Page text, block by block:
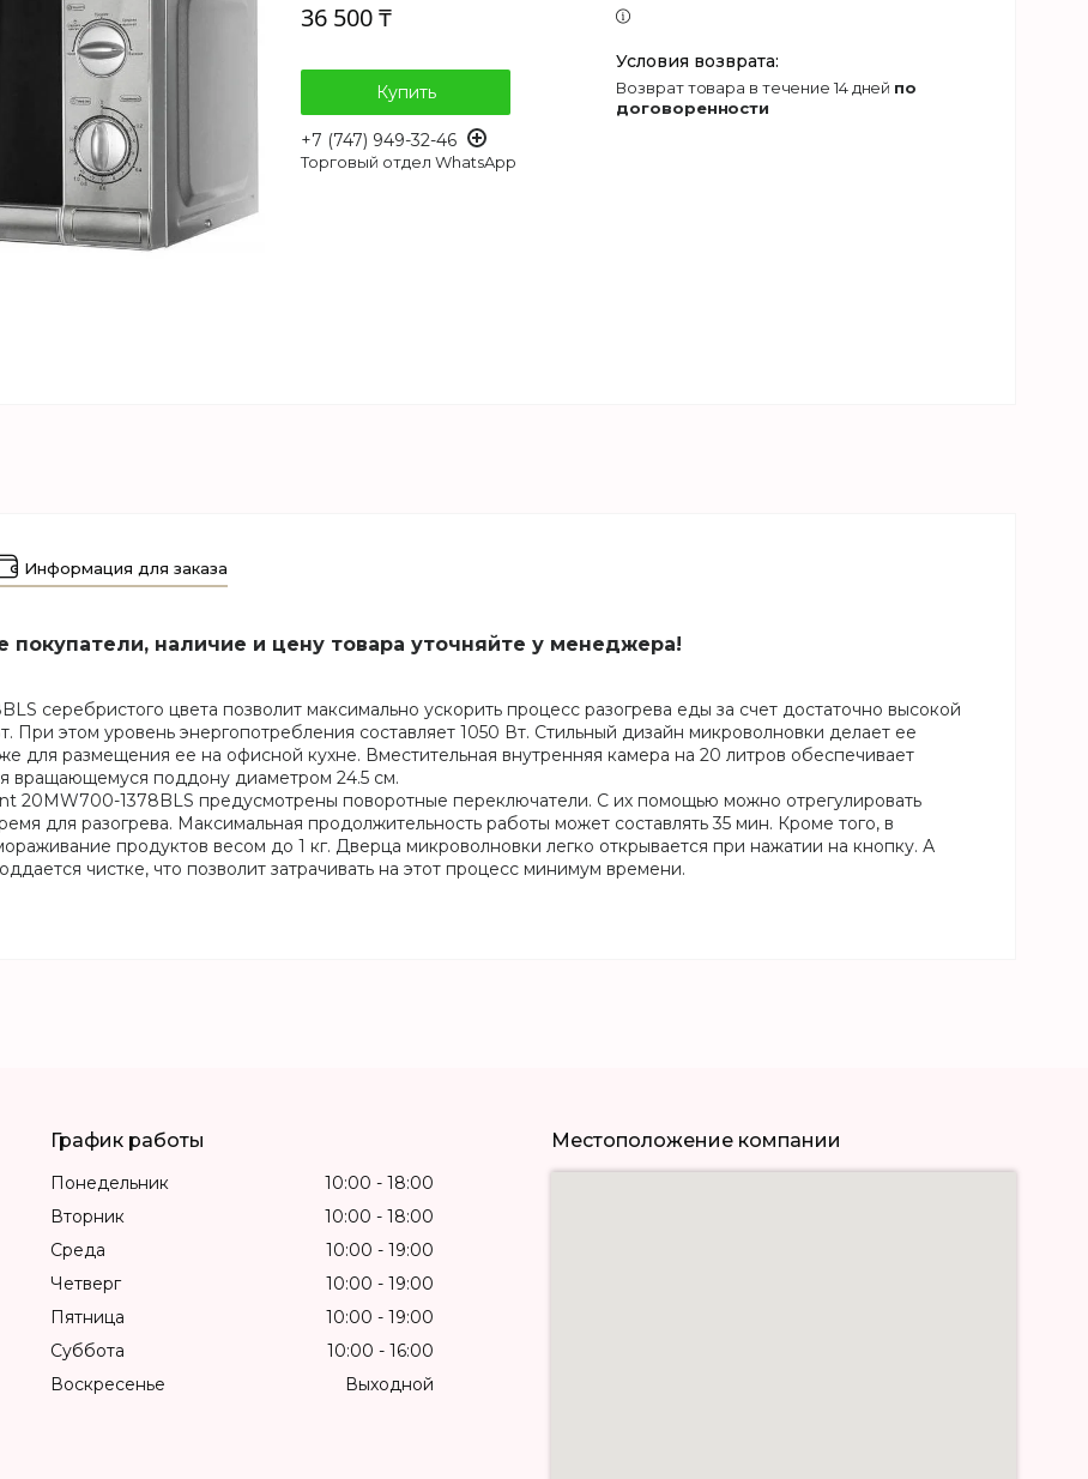
36 500 ₸
Купить
+7 (747) 949-32-46
Торговый отдел WhatsApp
возврат товара в течение 14 дней по
договоренности
Информация для заказа
покупатели, наличие и цену товара уточняйте у менеджера!
серебристого цвета позволит максимально ускорить процесс разогрева еды за счет достаточно высокой
При этом уровень энергопотребления составляет 1050 Вт. Стильный дизайн микроволновки делает ее
для размещения ее на офисной кухне. Вместительная внутренняя камера на 20 литров обеспечивает
вращающемуся поддону диаметром 24.5 см.
20MW700-1378BLS предусмотрены поворотные переключатели. С их помощью можно отрегулировать
для разогрева. Максимальная продолжительность работы может составлять 35 мин. Кроме того, в
продуктов весом до 1 кг. Дверца микроволновки легко открывается при нажатии на кнопку. А
чистке, что позволит затрачивать на этот процесс минимум времени.
График работы
Понедельник 10:00
18:00
Вторник
10:00
18:00
Среда
10:00
19:00
Четверг
10:00
19:00
Пятница
10:00
19:00
Суббота
10:00
16:00
Воскресенье
Выходной
Местоположение компании